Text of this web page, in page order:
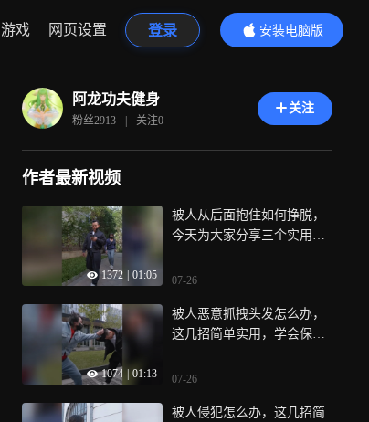
游戏 网页设置 登录
安装电脑版
内容更精彩
阿龙功夫健身
粉丝2913 | 关注0
关注
作者最新视频
1372 01:05
被人从后面抱住如何挣脱，
今天为大家分享三个实用招
07-26
1074 01:13
被人恶意抓拽头发怎么办，
这几招简单实用，学会保护
07-26
被人侵犯怎么办，这几招简